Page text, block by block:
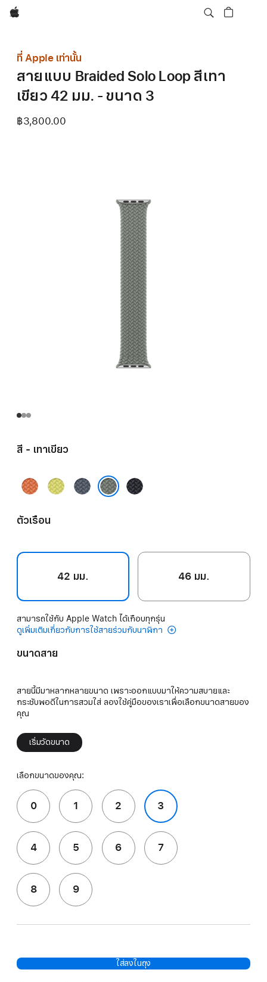
Apple
ที่ Apple เท่านั้น
สายแบบ Braided Solo Loop สีเทา
เขียว 42 มม. - ขนาด 3
฿3,800.00
สี - เทาเขียว
ขมิ้น
เหลือง
นีออน
น้ำ
เงินเทาเขียว
มิดไนท์
ตัวเรือน
42 มม. 46 มม.
สามารถใช้กับ Apple Watch ได้เกือบทุกรุ่น
ดูเพิ่มเติมเกี่ยวกับการใช้สายร่วมกับนาฬิกา
ขนาดสาย
สายนี้มีมาหลากหลายขนาด เพราะออกแบบมาให้ความสบายและ
กระชับพอดีในการสวมใส่ ลองใช้คู่มือของเราเพื่อเลือกขนาดสายของ
คุณ
เริ่มวัดขนาด
เลือกขนาดของคุณ:
0 1 2 3
4 5 6 7
8 9
ใส่ลงในถุง